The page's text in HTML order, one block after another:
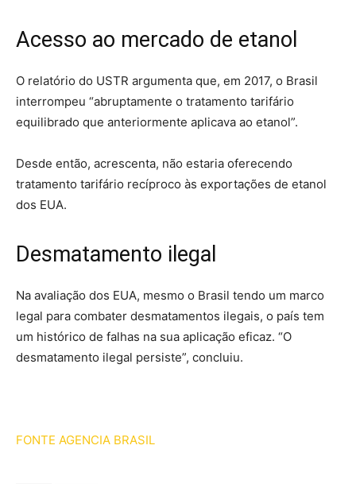
Acesso ao mercado de etanol
O relatório do USTR argumenta que, em 2017, o Brasil
interrompeu “abruptamente o tratamento tarifário
equilibrado que anteriormente aplicava ao etanol”.
Desde então, acrescenta, não estaria oferecendo
tratamento tarifário recíproco às exportações de etanol
dos EUA.
Desmatamento ilegal
Na avaliação dos EUA, mesmo o Brasil tendo um marco
legal para combater desmatamentos ilegais, o país tem
um histórico de falhas na sua aplicação eficaz. “O
desmatamento ilegal persiste”, concluiu.
FONTE AGENCIA BRASIL